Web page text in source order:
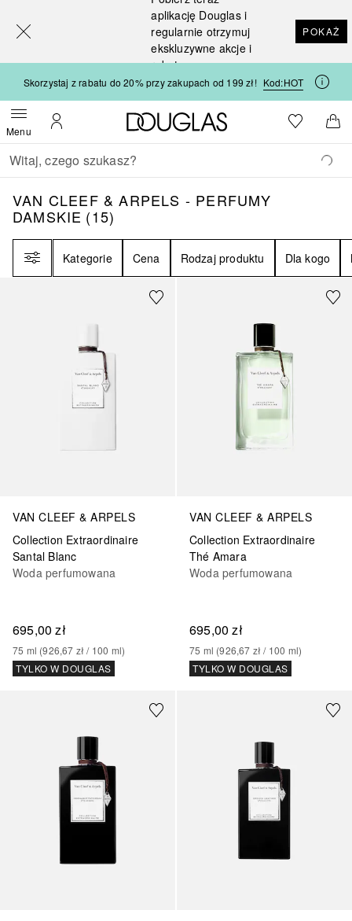
aplikację Douglas i
regularnie otrzymuj
ekskluzywne akcje i
rabaty
POKAŻ
Skorzystaj z rabatu do 20% przy zakupach od 199 zł! Kod:HOT
MenuOtwórz menuMoje konto
Strona główna Douglas
Do listyDo
Wracać
Wykonaj wyszukiwanie
VAN CLEEF & ARPELS - PERFUMY
VAN CLEEF & ARPELS - PERFUMY
DAMSKIE (15)
Kategorie Cena Rodzaj produktu Dla kogo
VAN CLEEF & ARPELS
Collection Extraordinaire
Santal Blanc
Woda perfumowana
695,00 zł
75 ml (926,67 zł / 100 ml)
TYLKO W DOUGLAS
VAN CLEEF & ARPELS
Collection Extraordinaire
Thé Amara
Woda perfumowana
695,00 zł
75 ml (926,67 zł / 100 ml)
TYLKO W DOUGLAS
[navigation.slideout.screenreader]